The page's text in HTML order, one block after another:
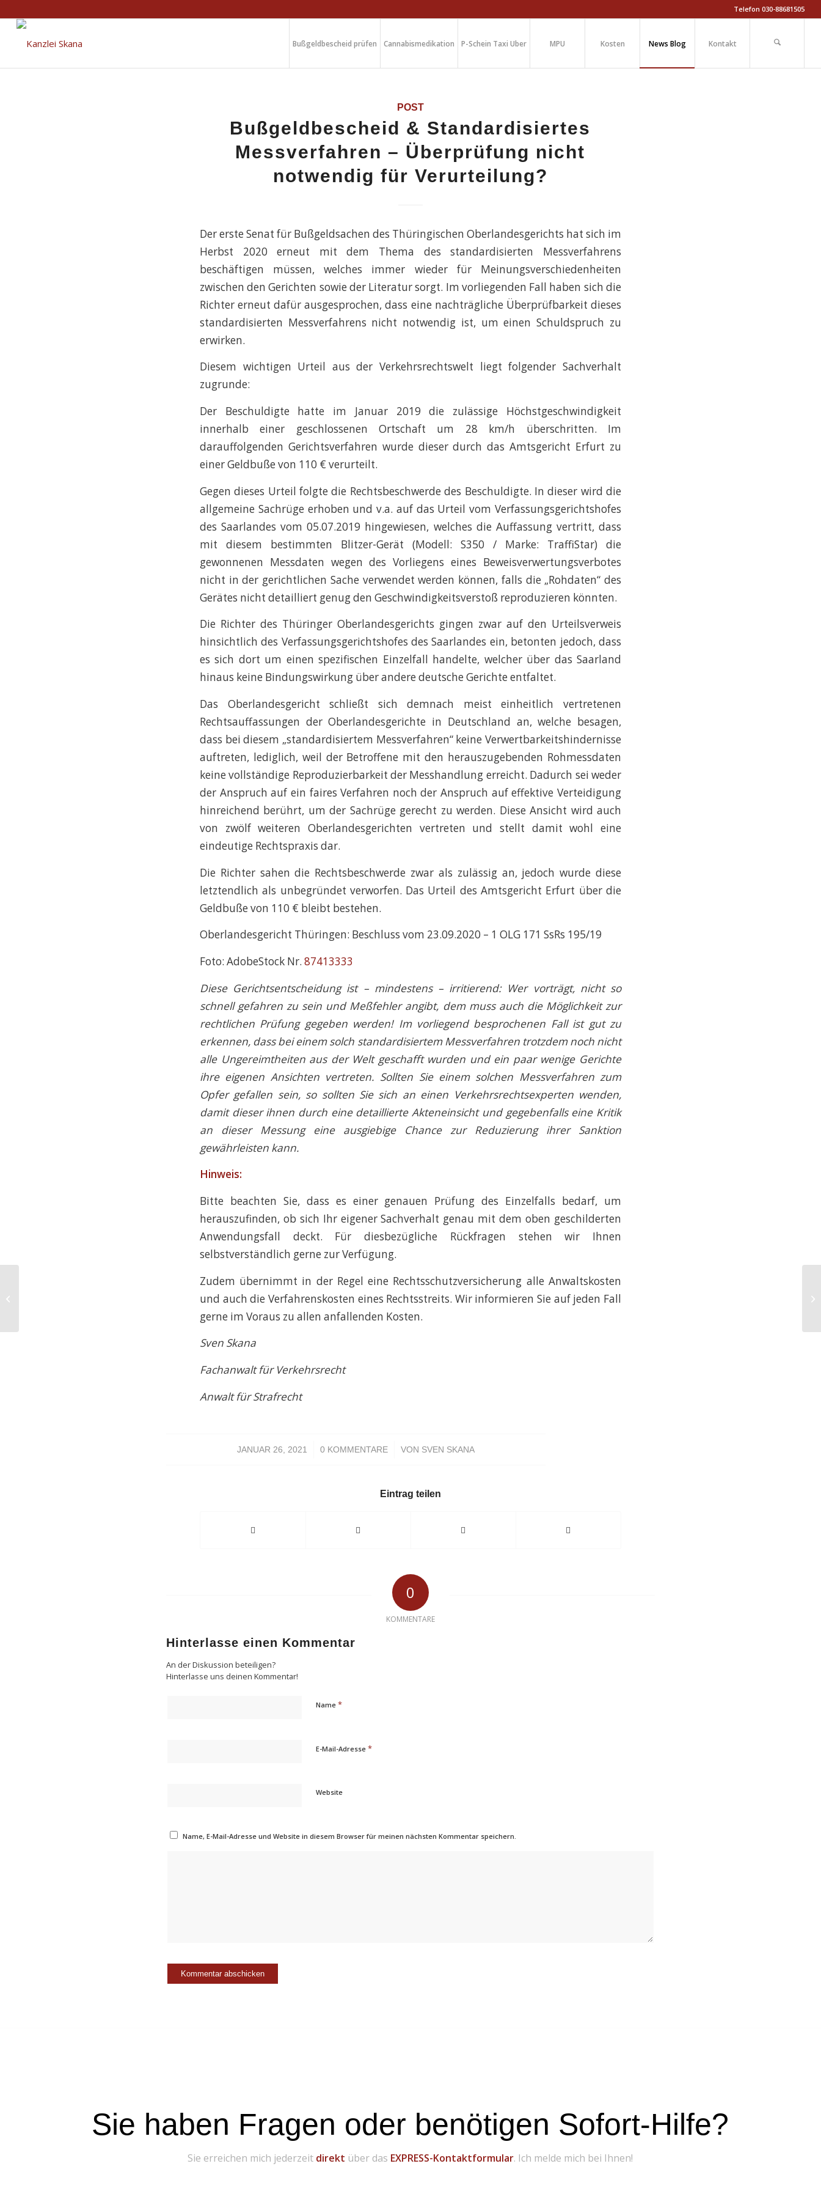
Telefon 030-88681505
Bußgeldbescheid prüfen Cannabismedikation P-Schein Taxi Uber MPU Kosten News Blog Kontakt
POST
Bußgeldbescheid & Standardisiertes
Messverfahren – Überprüfung nicht
notwendig für Verurteilung?
Der erste Senat für Bußgeldsachen des Thüringischen Oberlandesgerichts hat sich im
Herbst 2020 erneut mit dem Thema des standardisierten Messverfahrens
beschäftigen müssen, welches immer wieder für Meinungsverschiedenheiten
zwischen den Gerichten sowie der Literatur sorgt. Im vorliegenden Fall haben sich die
Richter erneut dafür ausgesprochen, dass eine nachträgliche Überprüfbarkeit dieses
standardisierten Messverfahrens nicht notwendig ist, um einen Schuldspruch zu
erwirken.
Diesem wichtigen Urteil aus der Verkehrsrechtswelt liegt folgender Sachverhalt
zugrunde:
Der Beschuldigte hatte im Januar 2019 die zulässige Höchstgeschwindigkeit
innerhalb einer geschlossenen Ortschaft um 28 km/h überschritten. Im
darauffolgenden Gerichtsverfahren wurde dieser durch das Amtsgericht Erfurt zu
einer Geldbuße von 110 € verurteilt.
Gegen dieses Urteil folgte die Rechtsbeschwerde des Beschuldigte. In dieser wird die
allgemeine Sachrüge erhoben und v.a. auf das Urteil vom Verfassungsgerichtshofes
des Saarlandes vom 05.07.2019 hingewiesen, welches die Auffassung vertritt, dass
mit diesem bestimmten Blitzer-Gerät (Modell: S350 / Marke: TraffiStar) die
gewonnenen Messdaten wegen des Vorliegens eines Beweisverwertungsverbotes
nicht in der gerichtlichen Sache verwendet werden können, falls die „Rohdaten“ des
Gerätes nicht detailliert genug den Geschwindigkeitsverstoß reproduzieren könnten.
Die Richter des Thüringer Oberlandesgerichts gingen zwar auf den Urteilsverweis
hinsichtlich des Verfassungsgerichtshofes des Saarlandes ein, betonten jedoch, dass
es sich dort um einen spezifischen Einzelfall handelte, welcher über das Saarland
hinaus keine Bindungswirkung über andere deutsche Gerichte entfaltet.
Das Oberlandesgericht schließt sich demnach meist einheitlich vertretenen
Rechtsauffassungen der Oberlandesgerichte in Deutschland an, welche besagen,
dass bei diesem „standardisiertem Messverfahren“ keine Verwertbarkeitshindernisse
auftreten, lediglich, weil der Betroffene mit den herauszugebenden Rohmessdaten
keine vollständige Reproduzierbarkeit der Messhandlung erreicht. Dadurch sei weder
der Anspruch auf ein faires Verfahren noch der Anspruch auf effektive Verteidigung
hinreichend berührt, um der Sachrüge gerecht zu werden. Diese Ansicht wird auch
von zwölf weiteren Oberlandesgerichten vertreten und stellt damit wohl eine
eindeutige Rechtspraxis dar.
Die Richter sahen die Rechtsbeschwerde zwar als zulässig an, jedoch wurde diese
letztendlich als unbegründet verworfen. Das Urteil des Amtsgericht Erfurt über die
Geldbuße von 110 € bleibt bestehen.
Oberlandesgericht Thüringen: Beschluss vom 23.09.2020 – 1 OLG 171 SsRs 195/19
Foto: AdobeStock Nr. 87413333
Diese Gerichtsentscheidung ist – mindestens – irritierend: Wer vorträgt, nicht so
schnell gefahren zu sein und Meßfehler angibt, dem muss auch die Möglichkeit zur
rechtlichen Prüfung gegeben werden! Im vorliegend besprochenen Fall ist gut zu
erkennen, dass bei einem solch standardisiertem Messverfahren trotzdem noch nicht
alle Ungereimtheiten aus der Welt geschafft wurden und ein paar wenige Gerichte
ihre eigenen Ansichten vertreten. Sollten Sie einem solchen Messverfahren zum
Opfer gefallen sein, so sollten Sie sich an einen Verkehrsrechtsexperten wenden,
damit dieser ihnen durch eine detaillierte Akteneinsicht und gegebenfalls eine Kritik
an dieser Messung eine ausgiebige Chance zur Reduzierung ihrer Sanktion
gewährleisten kann.
Hinweis:
Bitte beachten Sie, dass es einer genauen Prüfung des Einzelfalls bedarf, um
herauszufinden, ob sich Ihr eigener Sachverhalt genau mit dem oben geschilderten
Anwendungsfall deckt. Für diesbezügliche Rückfragen stehen wir Ihnen
selbstverständlich gerne zur Verfügung.
Zudem übernimmt in der Regel eine Rechtsschutzversicherung alle Anwaltskosten
und auch die Verfahrenskosten eines Rechtsstreits. Wir informieren Sie auf jeden Fall
gerne im Voraus zu allen anfallenden Kosten.
Sven Skana
Fachanwalt für Verkehrsrecht
Anwalt für Strafrecht
JANUAR 26, 2021
/ 0 KOMMENTARE
/ VON SVEN SKANA
Eintrag teilen
0
KOMMENTARE
Hinterlasse einen Kommentar
An der Diskussion beteiligen?
Hinterlasse uns deinen Kommentar!
Name *
E-Mail-Adresse *
Website
Name, E-Mail-Adresse und Website in diesem Browser für meinen nächsten Kommentar speichern.
Sie haben Fragen oder benötigen Sofort-Hilfe?
Sie erreichen mich jederzeit direkt über das EXPRESS-Kontaktformular. Ich melde mich bei Ihnen!